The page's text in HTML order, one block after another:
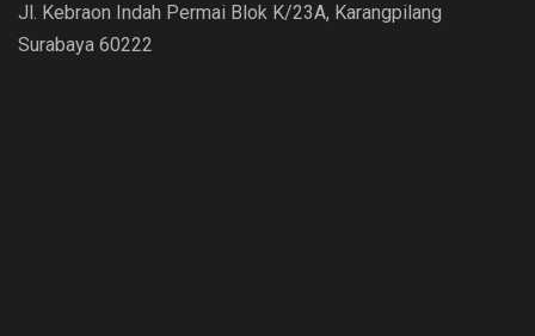
Jl. Kebraon Indah Permai Blok K/23A, Karangpilang
Surabaya 60222